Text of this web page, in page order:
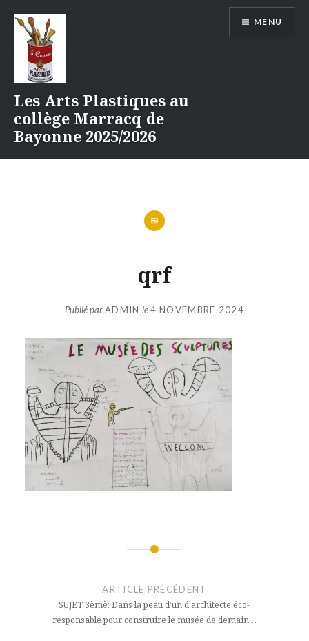
contenu
Les Arts Plastiques au
collège Marracq de
Bayonne 2025/2026
MENU
qrf
Publié parADMIN le4 NOVEMBRE 2024
l’article
ARTICLE PRÉCÉDENT
SUJET 3èmè: Dans la peau d’un d’architecte éco-
responsable pour construire le musée de demain…